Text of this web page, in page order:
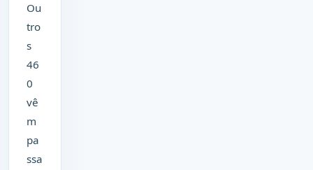
Ou
tro
s
46
0
vê
m
pa
ssa